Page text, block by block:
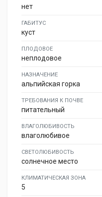
нет
ГАБИТУС
куст
ПЛОДОВОЕ
неплодовое
НАЗНАЧЕНИЕ
альпийская горка
ТРЕБОВАНИЯ К ПОЧВЕ
питательный
ВЛАГОЛЮБИВОСТЬ
влаголюбивое
СВЕТОЛЮБИВОСТЬ
солнечное место
КЛИМАТИЧЕСКАЯ ЗОНА
5